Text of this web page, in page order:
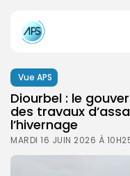
Vue APS
Diourbel : le
des travaux
l’hivernage
MARDI 16 JUIN 2026 À